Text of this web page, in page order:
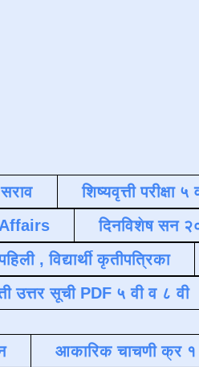
सराव शिष्यवृत्ती परीक्षा ५
Affairs दिनविशेष सन
, विद्यार्थी कृतीपत्रिका
उत्तर सूची PDF ५ वी व ८ वी
आकारिक चाचणी क्र १